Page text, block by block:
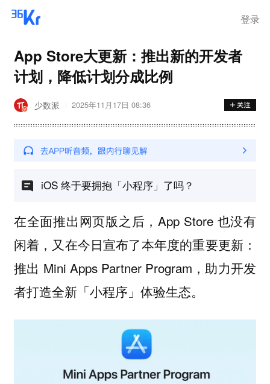
登录
App Store大更新：推出新的开发者
计划，降低计划分成比例
少数派 2025年11月17日 08:36
iOS 终于要拥抱「小程序」了吗？
在全面推出网页版之后，App Store 也没有
闲着，又在今日宣布了本年度的重要更新：
推出 Mini Apps Partner Program，助力开发
者打造全新「小程序」体验生态。